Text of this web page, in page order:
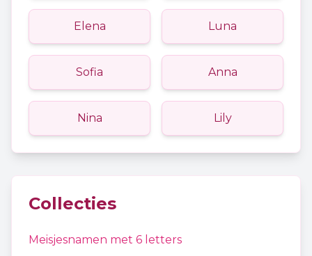
Elena Luna
Sofia Anna
Nina Lily
Collecties
Meisjesnamen met 6 letters